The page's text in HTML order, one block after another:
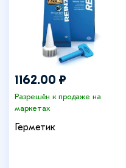
1162.00 ₽
Разрешён к продаже на
маркетах
Герметик